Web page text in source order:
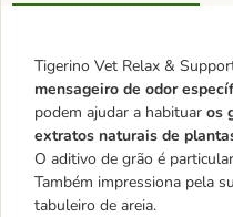
Tigerino Vet Relax &
mensageiro de odor
podem ajudar a habituar os
extratos naturais de
O aditivo de grão é
Também impressiona pela
tabuleiro de areia.